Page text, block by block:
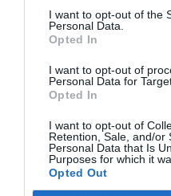
I want to opt-out of the
Personal Data.
Opted In
I want to opt-out of
Personal Data for
Opted In
I want to opt-out of
Retention, Sale, and/or
Personal Data that Is
Purposes for which it
Opted Out
los criterios
autoridades
De todas maneras, si
no previstas en el
podrán salir adelante
autorización del
muchas veces desde